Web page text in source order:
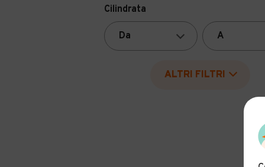
Cilindrata
ALTRI FILTRI